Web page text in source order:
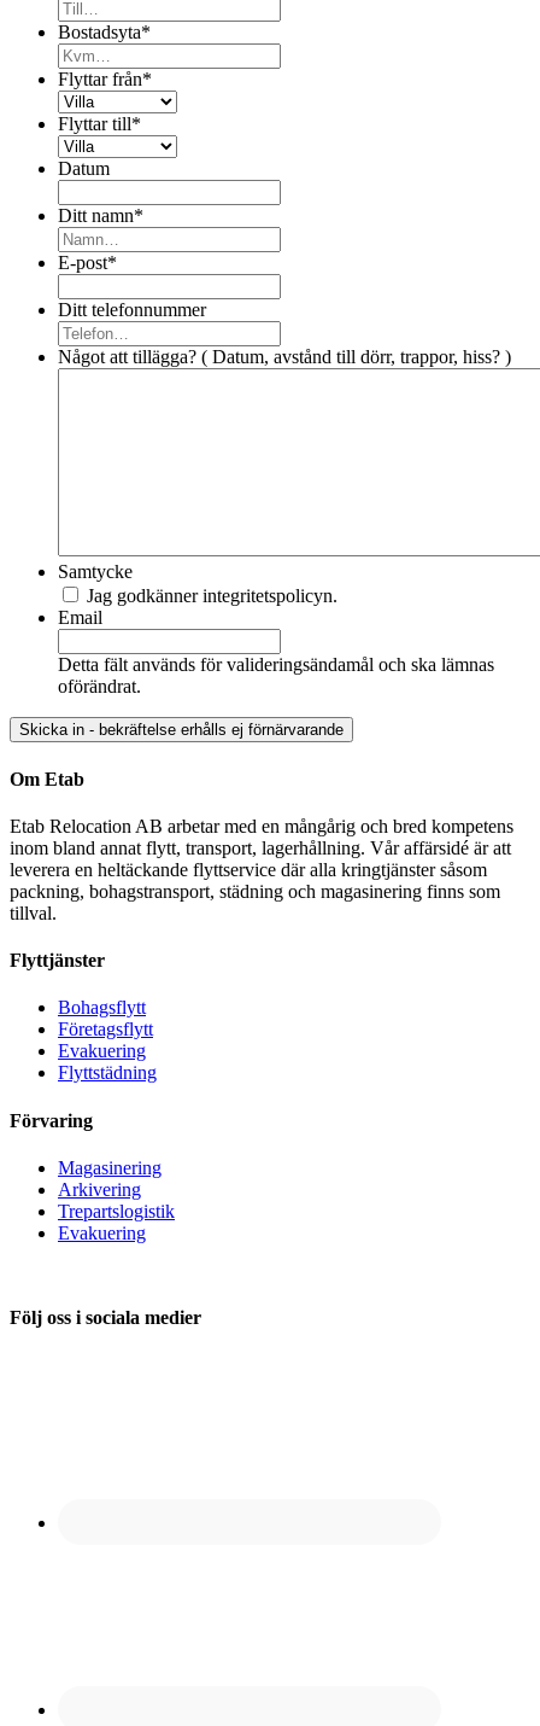
Bostadsyta*
Flyttar från*
Flyttar till*
Datum
Ditt namn*
E-post*
Ditt telefonnummer
Något att tillägga? ( Datum, avstånd till dörr, trappor, hiss? )
Samtycke
Jag godkänner integritetspolicyn.
Email
Detta fält används för valideringsändamål och ska lämnas
oförändrat.
Om Etab
Etab Relocation AB arbetar med en mångårig och bred kompetens
inom bland annat flytt, transport, lagerhållning. Vår affärsidé är att
leverera en heltäckande flyttservice där alla kringtjänster såsom
packning, bohagstransport, städning och magasinering finns som
tillval.
Flyttjänster
Bohagsflytt
Företagsflytt
Evakuering
Flyttstädning
Förvaring
Magasinering
Arkivering
Trepartslogistik
Evakuering
Följ oss i sociala medier